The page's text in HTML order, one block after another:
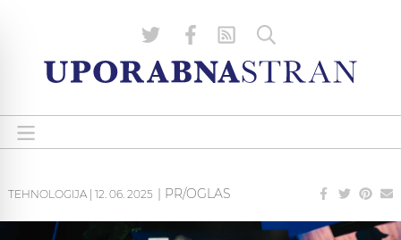
TEHNOLOGIJA 12. 06. 2025 | PR/OGLAS